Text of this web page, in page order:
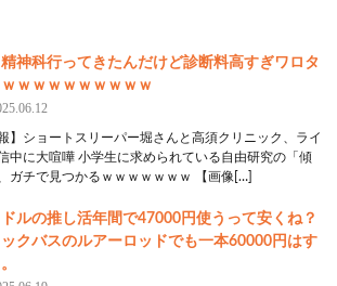
神科行ってきたんだけど診断料高すぎワロタ
ｗｗｗｗｗｗｗｗｗ
報】ショートスリーパー堀さんと高須クリニック、ライ
中に大喧嘩 小学生に求められている自由研究の「傾
ガチで見つかるｗｗｗｗｗｗｗ 【画像[…]
ルの推し活年間で47000円使うって安くね？
クバスのルアーロッドでも一本60000円はす